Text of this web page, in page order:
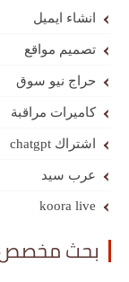
انشاء ايميل
تصميم مواقع
حراج نيو سوق
كاميرات مراقبة
اشتراك chatgpt
عرب سيد
koora live
بحث مخصص